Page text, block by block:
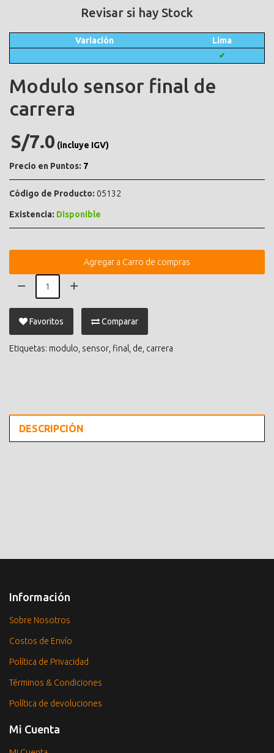
Revisar si hay Stock
Variación Lima
✔
Modulo sensor final de
carrera
S/7.0 (incluye IGV)
Precio en Puntos: 7
Código de Producto: 05132
Existencia: Disponible
Agregar a Carro de compras
Favoritos Comparar
Etiquetas: modulo sensor final de carrera
DESCRIPCIÓN
Información
Sobre Nosotros
Costos de Envío
Política de Privacidad
Términos & Condiciones
Política de devoluciones
Mi Cuenta